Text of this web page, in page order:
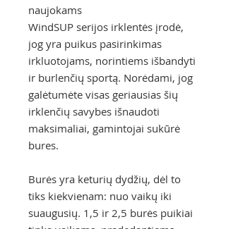
naujokams
WindSUP serijos irklentės įrodė,
jog yra puikus pasirinkimas
irkluotojams, norintiems išbandyti
ir burlenčių sportą. Norėdami, jog
galėtumėte visas geriausias šių
irklenčių savybes išnaudoti
maksimaliai, gamintojai sukūrė
bures.
Burės yra keturių dydžių, dėl to
tiks kiekvienam: nuo vaikų iki
suaugusių. 1,5 ir 2,5 burės puikiai